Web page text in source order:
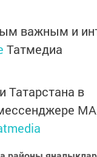
важным и
Татмедиа
Татарстана в